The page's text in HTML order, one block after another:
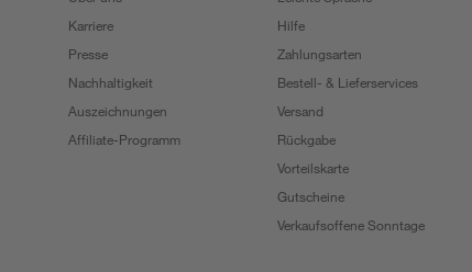
Karriere
Presse
Nachhaltigkeit
Auszeichnungen
Affiliate-Programm
Hilfe
Zahlungsarten
Bestell- & Lieferservices
Versand
Rückgabe
Vorteilskarte
Gutscheine
Verkaufsoffene Sonntage